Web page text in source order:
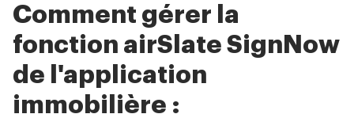
Comment gérer la
fonction airSlate SignNow
de l'application
immobilière :